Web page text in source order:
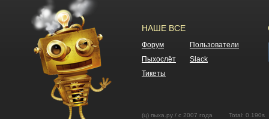
НАШЕ ВСЕ
Форум
Пользователи
Пыхослёт
Slack
Тикеты
(ц) пыха.ру / с 2007 года Total: